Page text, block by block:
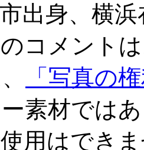
出身、横
コメント
「写真の
素材では
用はでき